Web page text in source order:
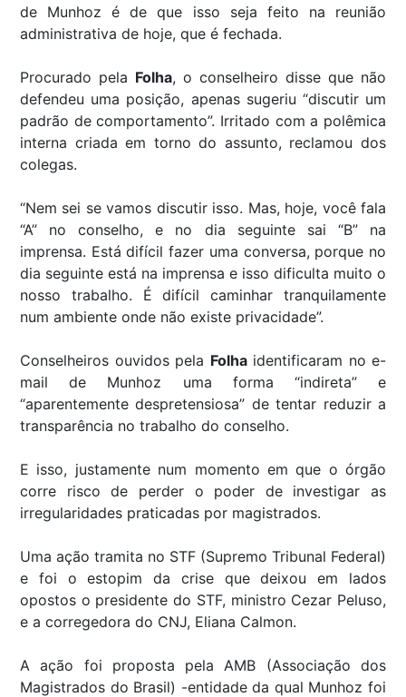
de Munhoz é de que isso seja feito na reunião
administrativa de hoje, que é fechada.
Procurado pela Folha, o conselheiro disse que não
defendeu uma posição, apenas sugeriu “discutir um
padrão de comportamento”. Irritado com a polêmica
interna criada em torno do assunto, reclamou dos
colegas.
“Nem sei se vamos discutir isso. Mas, hoje, você fala
“A” no conselho, e no dia seguinte sai “B” na
imprensa. Está difícil fazer uma conversa, porque no
dia seguinte está na imprensa e isso dificulta muito o
nosso trabalho. É difícil caminhar tranquilamente
num ambiente onde não existe privacidade”.
Conselheiros ouvidos pela Folhaidentificaram no e-
mail de Munhoz uma forma “indireta” e
“aparentemente despretensiosa” de tentar reduzir a
transparência no trabalho do conselho.
E isso, justamente num momento em que o órgão
corre risco de perder o poder de investigar as
irregularidades praticadas por magistrados.
Uma ação tramita no STF (Supremo Tribunal Federal)
e foi o estopim da crise que deixou em lados
opostos o presidente do STF, ministro Cezar Peluso,
e a corregedora do CNJ, Eliana Calmon.
A ação foi proposta pela AMB (Associação dos
Magistrados do Brasil) -entidade da qual Munhoz foi